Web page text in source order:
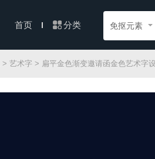
首页 分类 免抠元素
> 艺术字 > 扁平金色渐变邀请函金色艺术字